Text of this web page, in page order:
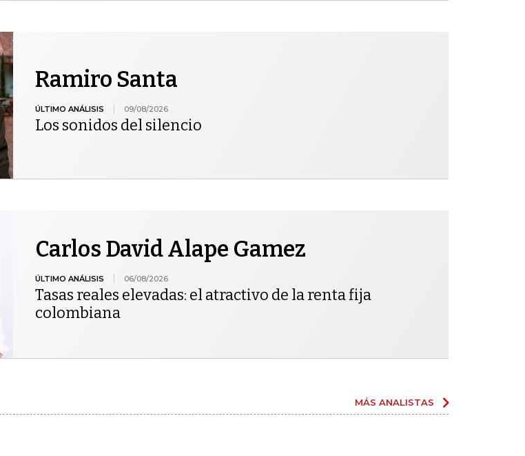
Ramiro Santa
ÚLTIMO ANÁLISIS 09/08/2026
Los sonidos del silencio
Carlos David Alape Gamez
ÚLTIMO ANÁLISIS 06/08/2026
Tasas reales elevadas: el atractivo de la renta fija
colombiana
MÁS ANALISTAS